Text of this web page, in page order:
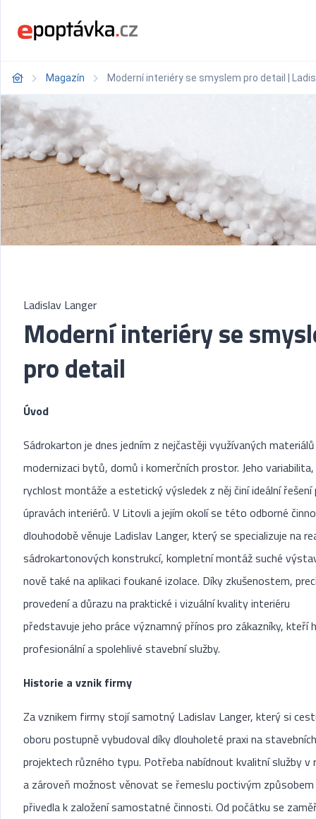
Magazín Moderní interiéry se smyslem pro detail |
Ladislav Langer
Moderní interiéry se
pro detail
Úvod
Sádrokarton je dnes jedním z nejčastěji využívaných
modernizaci bytů, domů i komerčních prostor. Jeho variabilita,
rychlost montáže a estetický výsledek z něj činí ideální řešení
úpravách interiérů. V Litovli a jejím okolí se této odborné
dlouhodobě věnuje Ladislav Langer, který se specializuje na
sádrokartonových konstrukcí, kompletní montáž suché
nově také na aplikaci foukané izolace. Díky zkušenostem,
provedení a důrazu na praktické i vizuální kvality interiéru
představuje jeho práce významný přínos pro zákazníky, kteří
profesionální a spolehlivé stavební služby.
Historie a vznik firmy
Za vznikem firmy stojí samotný Ladislav Langer, který si
oboru postupně vybudoval díky dlouholeté praxi na stavebních
projektech různého typu. Potřeba nabídnout kvalitní služby v
a zároveň možnost věnovat se řemeslu poctivým způsobem
přivedla k založení samostatné činnosti. Od počátku se